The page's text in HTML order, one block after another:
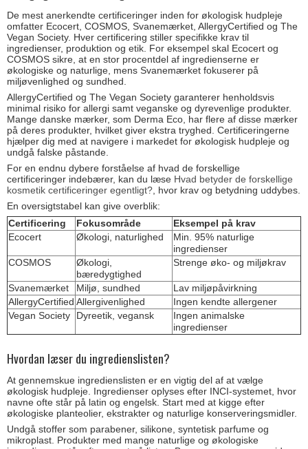
De mest anerkendte certificeringer inden for økologisk hudpleje
omfatter Ecocert, COSMOS, Svanemærket, AllergyCertified og The
Vegan Society. Hver certificering stiller specifikke krav til
ingredienser, produktion og etik. For eksempel skal Ecocert og
COSMOS sikre, at en stor procentdel af ingredienserne er
økologiske og naturlige, mens Svanemærket fokuserer på
miljøvenlighed og sundhed.
AllergyCertified og The Vegan Society garanterer henholdsvis
minimal risiko for allergi samt veganske og dyrevenlige produkter.
Mange danske mærker, som Derma Eco, har flere af disse mærker
på deres produkter, hvilket giver ekstra tryghed. Certificeringerne
hjælper dig med at navigere i markedet for økologisk hudpleje og
undgå falske påstande.
For en endnu dybere forståelse af hvad de forskellige
certificeringer indebærer, kan du læse Hvad betyder de forskellige
kosmetik certificeringer egentligt? , hvor krav og betydning uddybes.
En oversigtstabel kan give overblik:
Certificering
Fokusområde
Eksempel på krav
Ecocert
Økologi, naturlighed
Min. 95% naturlige
ingredienser
COSMOS
Økologi,
bæredygtighed
Strenge øko- og miljøkrav
Svanemærket Miljø, sundhed
Lav miljøpåvirkning
AllergyCertified Allergivenlighed
Ingen kendte allergener
Vegan Society
Dyreetik, vegansk
Ingen animalske
ingredienser
Hvordan læser du ingredienslisten?
At gennemskue ingredienslisten er en vigtig del af at vælge
økologisk hudpleje. Ingredienser oplyses efter INCI-systemet, hvor
navne ofte står på latin og engelsk. Start med at kigge efter
økologiske planteolier, ekstrakter og naturlige konserveringsmidler.
Undgå stoffer som parabener, silikone, syntetisk parfume og
mikroplast. Produkter med mange naturlige og økologiske